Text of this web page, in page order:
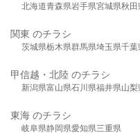
北海道青森県岩手県宮城県秋田
関東 のチラシ
茨城県栃木県群馬県埼玉県千葉
甲信越・北陸 のチラシ
新潟県富山県石川県福井県山梨
東海 のチラシ
岐阜県静岡県愛知県三重県